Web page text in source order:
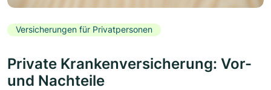
Versicherungen für Privatpersonen
Private Krankenversicherung: Vor-
und Nachteile